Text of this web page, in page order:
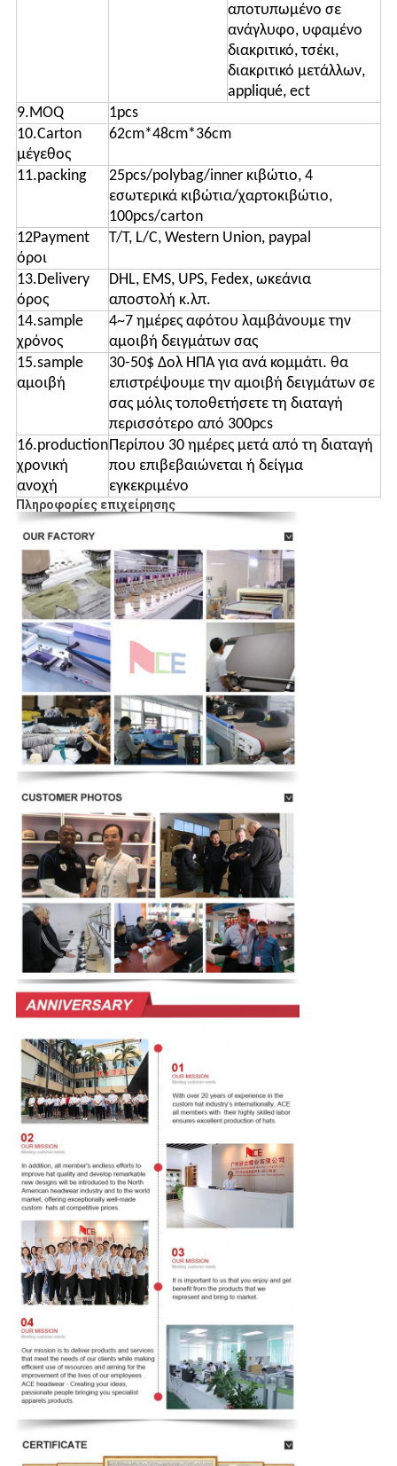
αποτυπωμένο σε
ανάγλυφο, υφαμένο
διακριτικό, τσέκι,
διακριτικό μετάλλων,
appliqué, ect
9.MOQ
1pcs
10.Carton
μέγεθος
62cm*48cm*36cm
11.packing
25pcs/polybag/inner κιβώτιο, 4
εσωτερικά κιβώτια/χαρτοκιβώτιο,
100pcs/carton
12Payment
όροι
T/T, L/C, Western Union, paypal
13.Delivery
όρος
DHL, EMS, UPS, Fedex, ωκεάνια
αποστολή κ.λπ.
14.sample
χρόνος
4~7 ημέρες αφότου λαμβάνουμε την
αμοιβή δειγμάτων σας
15.sample
αμοιβή
30-50$ Δολ ΗΠΑ για ανά κομμάτι. θα
επιστρέψουμε την αμοιβή δειγμάτων σε
σας μόλις τοποθετήσετε τη διαταγή
περισσότερο από 300pcs
16.production
χρονική
ανοχή
Περίπου 30 ημέρες μετά από τη διαταγή
που επιβεβαιώνεται ή δείγμα
εγκεκριμένο
Πληροφορίες επιχείρησης